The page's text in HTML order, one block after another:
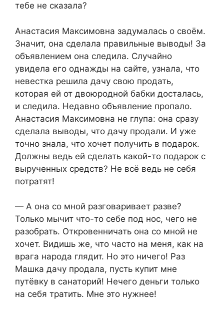
тебе не сказала?
Анастасия Максимовна задумалась о своём.
Значит, она сделала правильные выводы! За
объявлением она следила. Случайно
увидела его однажды на сайте, узнала, что
невестка решила дачу свою продать,
которая ей от двоюродной бабки досталась,
и следила. Недавно объявление пропало.
Анастасия Максимовна не глупа: она сразу
сделала выводы, что дачу продали. И уже
точно знала, что хочет получить в подарок.
Должны ведь ей сделать какой-то подарок с
вырученных средств? Не всё ведь не себя
потратят!
— А она со мной разговаривает разве?
Только мычит что-то себе под нос, чего не
разобрать. Откровенничать она со мной не
хочет. Видишь же, что часто на меня, как на
врага народа глядит. Но это ничего! Раз
Машка дачу продала, пусть купит мне
путёвку в санаторий! Нечего деньги только
на себя тратить. Мне это нужнее!